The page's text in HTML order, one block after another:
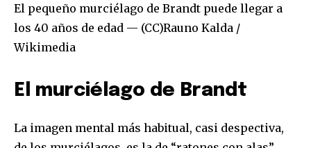
El pequeño murciélago de Brandt puede llegar a
los 40 años de edad — (CC)Rauno Kalda /
Wikimedia
El murciélago de Brandt
La imagen mental más habitual, casi despectiva,